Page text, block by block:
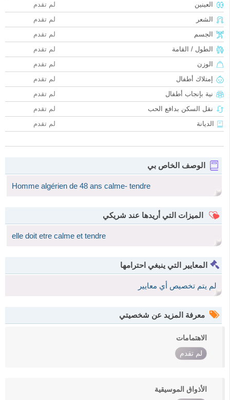
العينين
لم تقدم
الشعر
لم تقدم
الجسم
لم تقدم
الطول / القامة
لم تقدم
الوزن
لم تقدم
إمتلاك أطفال
لم تقدم
نية بإنجاب أطفال
لم تقدم
نقل السكن بدافع الحب
لم تقدم
الديانة
لم تقدم
الوصف الخاص بي
Homme algérien de 48 ans calme- tendre
الميزات التي أريدها عند شريكي
elle doit etre calme et tendre
المعايير التي ينبغي احترامها
لم يتم تخصيص أي معايير
معرفة المزيد عن شخصيتي
الاهتمامات
لم تقدم
الأذواق الموسيقية